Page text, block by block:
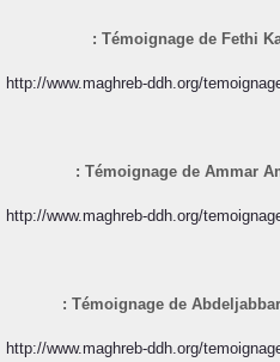
Témoignage
http://www.maghreb-
Témoignage de
http://www.maghreb-
Témoignage de
http://www.maghreb-